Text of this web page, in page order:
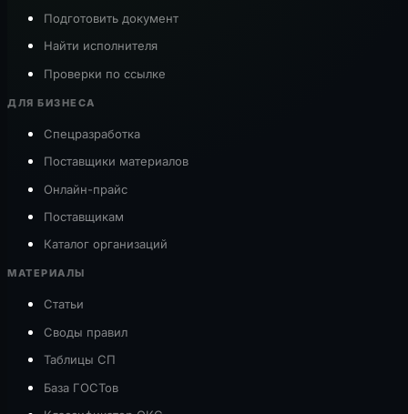
Подготовить документ
Найти исполнителя
Проверки по ссылке
ДЛЯ БИЗНЕСА
Спецразработка
Поставщики материалов
Онлайн-прайс
Поставщикам
Каталог организаций
МАТЕРИАЛЫ
Статьи
Своды правил
Таблицы СП
База ГОСТов